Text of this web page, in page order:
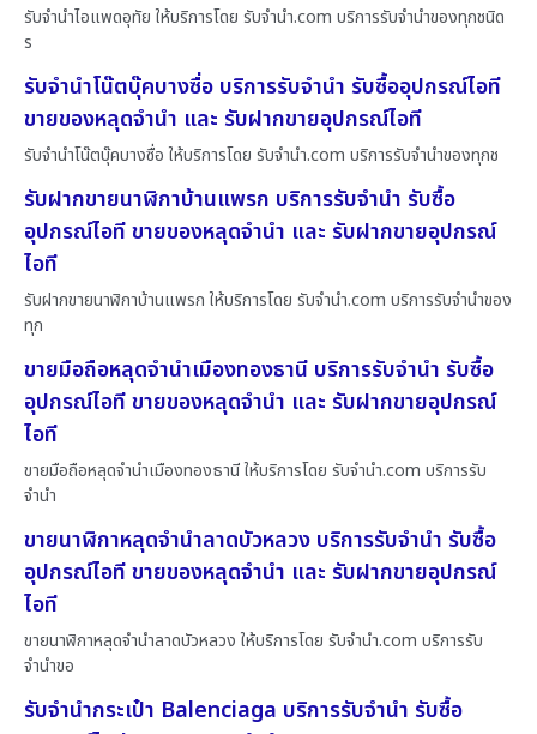
รับจำนำไอแพดอุทัย ให้บริการโดย รับจํานํา.com บริการรับจำนำของทุกชนิด
ร
รับจำนำโน๊ตบุ๊คบางซื่อ บริการรับจำนำ รับซื้ออุปกรณ์ไอที
ขายของหลุดจำนำ และ รับฝากขายอุปกรณ์ไอที
รับจำนำโน๊ตบุ๊คบางซื่อ ให้บริการโดย รับจํานํา.com บริการรับจำนำของทุกช
รับฝากขายนาฬิกาบ้านแพรก บริการรับจำนำ รับซื้อ
อุปกรณ์ไอที ขายของหลุดจำนำ และ รับฝากขายอุปกรณ์
ไอที
รับฝากขายนาฬิกาบ้านแพรก ให้บริการโดย รับจํานํา.com บริการรับจำนำของ
ทุก
ขายมือถือหลุดจำนำเมืองทองธานี บริการรับจำนำ รับซื้อ
อุปกรณ์ไอที ขายของหลุดจำนำ และ รับฝากขายอุปกรณ์
ไอที
ขายมือถือหลุดจำนำเมืองทองธานี ให้บริการโดย รับจํานํา.com บริการรับ
จำนำ
ขายนาฬิกาหลุดจำนำลาดบัวหลวง บริการรับจำนำ รับซื้อ
อุปกรณ์ไอที ขายของหลุดจำนำ และ รับฝากขายอุปกรณ์
ไอที
ขายนาฬิกาหลุดจำนำลาดบัวหลวง ให้บริการโดย รับจํานํา.com บริการรับ
จำนำขอ
รับจำนำกระเป๋า Balenciaga บริการรับจำนำ รับซื้อ